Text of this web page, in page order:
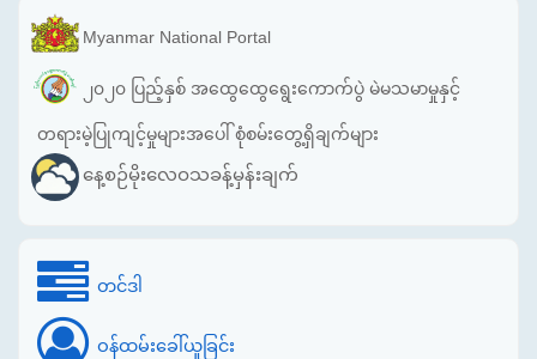
Myanmar National Portal
၂၀၂၀ ပြည့်နှစ် အထွေထွေရွေးကောက်ပွဲ မဲမသမာမှုနှင့်
တရားမဲ့ပြုကျင့်မှုများအပေါ် စုံစမ်းတွေ့ရှိချက်များ
နေ့စဉ်မိုးလေဝသခန့်မှန်းချက်
တင်ဒါ
ဝန်ထမ်းခေါ်ယူခြင်း